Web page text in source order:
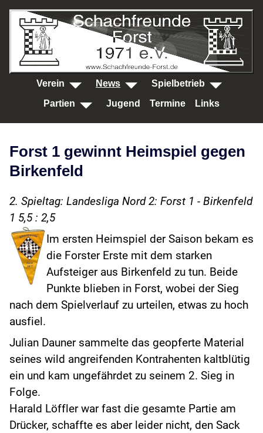
SKIP TO MAIN CONTENT
Verein News
Spielbetrieb
Partien
Jugend Termine Links
Forst 1 gewinnt Heimspiel gegen
Birkenfeld
2. Spieltag: Landesliga Nord 2: Forst 1 - Birkenfeld
1 5,5 : 2,5
Im ersten Heimspiel der Saison bekam es
die Forster Erste mit dem starken
Aufsteiger aus Birkenfeld zu tun. Beide
Punkte blieben in Forst, wobei der Sieg
nach dem Spielverlauf zu urteilen, etwas zu hoch
ausfiel.
Julian Dauner sammelte das geopferte Material
seines wild angreifenden Kontrahenten kaltblütig
ein und kam ungefährdet zu seinem 2. Sieg in
Folge.
Harald Löffler war fast die gesamte Partie am
Drücker, schaffte es aber leider nicht, den Sack